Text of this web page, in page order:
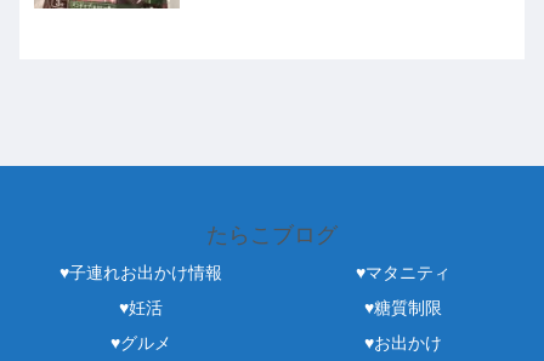
たらこブログ
♥子連れお出かけ情報
♥マタニティ
♥妊活
♥糖質制限
♥グルメ
♥お出かけ